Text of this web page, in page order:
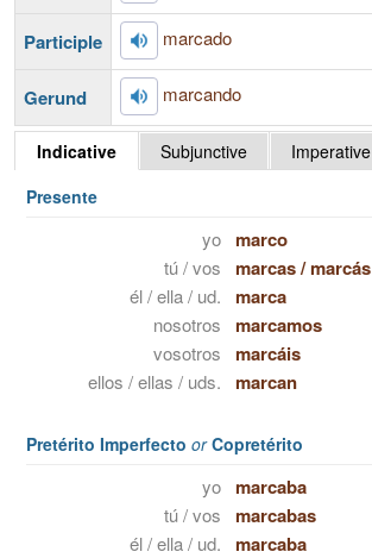
Participle marcado
Gerund marcando
Indicative Subjunctive
Imperative
Presente
yo marco
tú / vos marcas/marcás
él / ella / ud. marca
nosotros marcamos
vosotros marcáis
ellos / ellas / uds. marcan
Pretérito Imperfecto orCopretérito
yo marcaba
tú / vos marcabas
él / ella / ud. marcaba